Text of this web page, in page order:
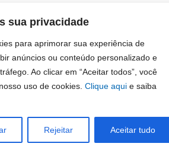
sua privacidade
para aprimorar sua experiência de
anúncios ou conteúdo personalizado e
Ao clicar em “Aceitar todos”, você
uso de cookies. Clique aqui e saiba
Rejeitar Aceitar tudo